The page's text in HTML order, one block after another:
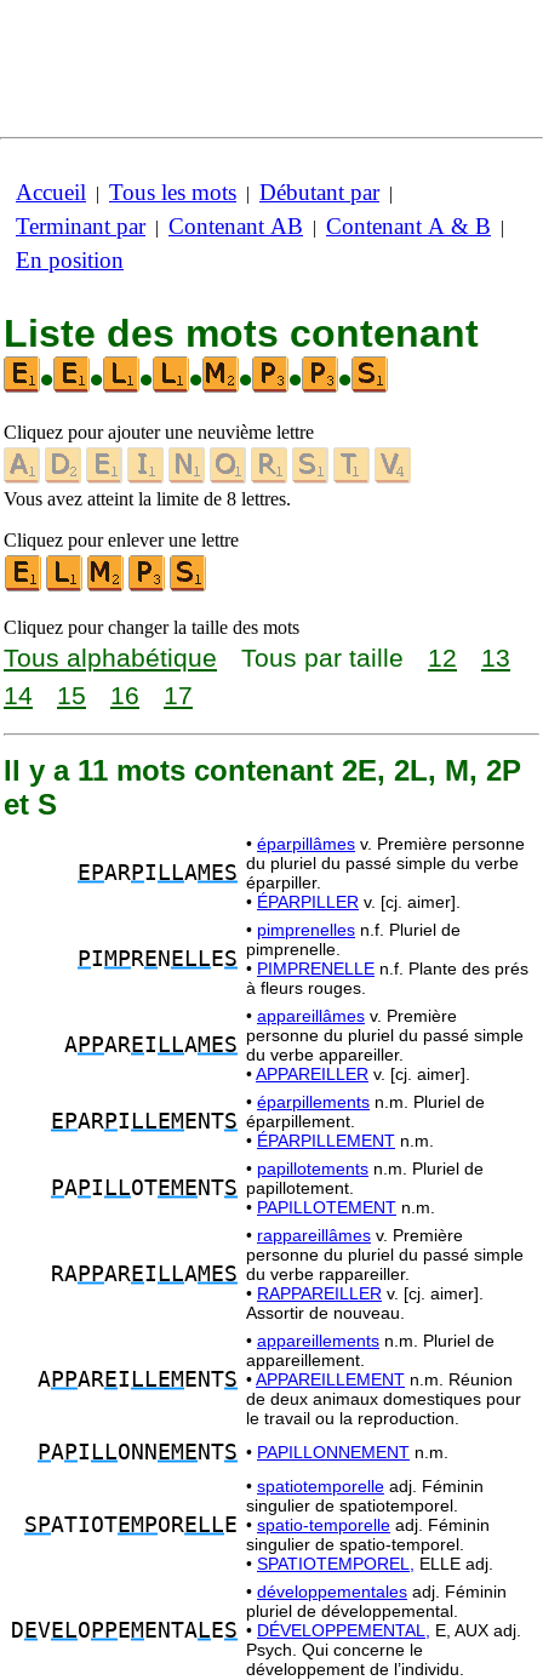
Accueil | Tous les mots | Débutant par|
Terminant par| Contenant AB | Contenant A & B |
En position
Liste des mots contenant
•
• • • • • •
Cliquez pour ajouter une neuvième lettre
Vous avez atteint la limite de 8 lettres.
Cliquez pour enlever une lettre
Cliquez pour changer la taille des mots
Tous alphabétique Tous par taille 12
13
14
15 16 17
Il y a 11 mots contenant 2E, 2L, M, 2P
et S
EPARPI LLAMES
• éparpillâmes v. Première personne
du pluriel du passé simple du verbe
éparpiller.
• ÉPARPILLER v. [cj. aimer].
PI MP RE N ELL ES
• pimprenelles n.f. Pluriel de
pimprenelle.
• PIMPRENELLE n.f. Plante des prés
à fleurs rouges.
APPAREI LLAMES
• appareillâmes v. Première
personne du pluriel du passé simple
du verbe appareiller.
•APPAREILLER v. [cj. aimer].
EPARPI LLEM ENTS
• éparpillements n.m. Pluriel de
éparpillement.
• ÉPARPILLEMENT n.m.
PAPI LLOTEME NTS
• papillotements n.m. Pluriel de
papillotement.
• PAPILLOTEMENT n.m.
RAPPAREI LLAMES
• rappareillâmes v. Première
personne du pluriel du passé simple
du verbe rappareiller.
• RAPPAREILLER v. [cj. aimer].
Assortir de nouveau.
APPAREI LLEM ENTS
• appareillements n.m. Pluriel de
appareillement.
•APPAREILLEMENT n.m. Réunion
de deux animaux domestiques pour
le travail ou la reproduction.
PAPI LLONN EME NTS • PAPILLONNEMENT n.m.
SPATIOTEMPORELL E
• spatiotemporelle adj. Féminin
singulier de spatiotemporel.
• spatio-temporelle adj. Féminin
singulier de spatio-temporel.
• SPATIOTEMPOREL, ELLE adj.
D EVELO PP EM ENTAL ES
• développementales adj. Féminin
pluriel de développemental.
• DÉVELOPPEMENTAL,
E, AUX adj.
Psych. Qui concerne le
développement de l’individu.